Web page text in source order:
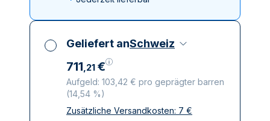
Geliefert anSchweiz
711,21 €
Aufgeld: 103,42 € pro geprägter barren
(14,54 %)
Alle Steuern inbegriffen
Zusätzliche Versandkosten: 7 €